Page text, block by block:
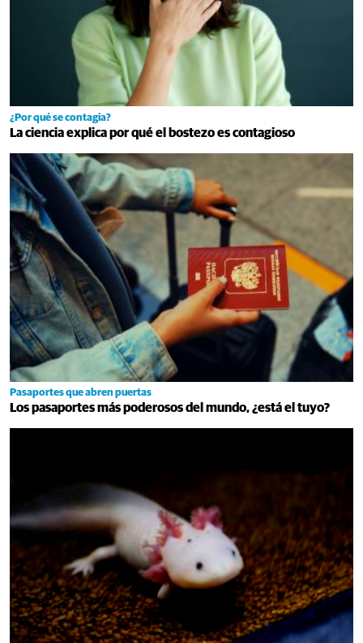
¿Por qué se contagia?
La ciencia explica por qué el bostezo es contagioso
Pasaportes que abren puertas
Los pasaportes más poderosos del mundo, ¿está el tuyo?